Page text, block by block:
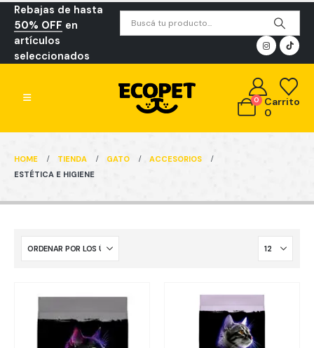
Rebajas de hasta
50% OFF en
artículos
seleccionados
0
Carrito
0
HOME TIENDA GATO
ACCESORIOS
ESTÉTICA E HIGIENE